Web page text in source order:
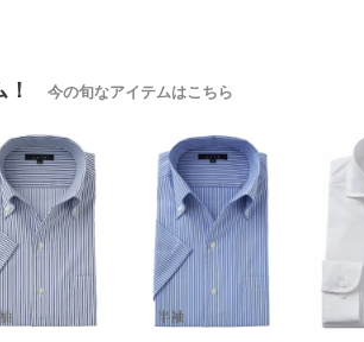
今の旬なアイテムはこちら